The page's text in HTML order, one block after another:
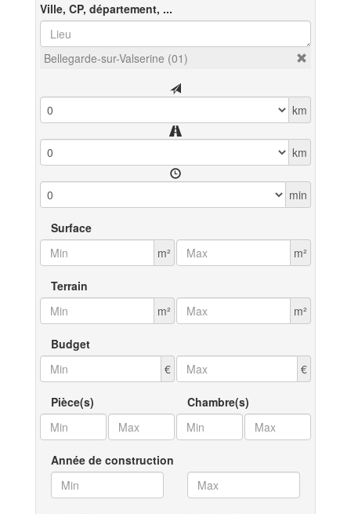
Ville, CP, département, ...
Bellegarde-sur-Valserine (01)
km
km
min
Surface
m²
m²
Terrain
m²
m²
Budget
€
€
Pièce(s) Chambre(s)
Année de construction